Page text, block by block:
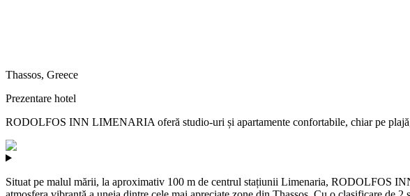
Thassos, Greece
Prezentare hotel
RODOLFOS INN LIMENARIA oferă studio-uri și apartamente confortabile, chiar pe
Situat pe malul mării, la aproximativ 100 m de centrul stațiunii Limenaria, RODOLFOS